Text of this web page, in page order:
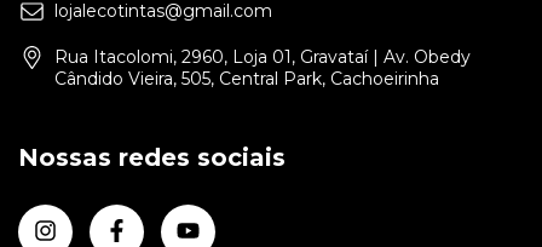
lojalecotintas@gmail.com
Rua Itacolomi, 2960, Loja 01, Gravataí | Av. Obedy
Cândido Vieira, 505, Central Park, Cachoeirinha
Nossas redes sociais